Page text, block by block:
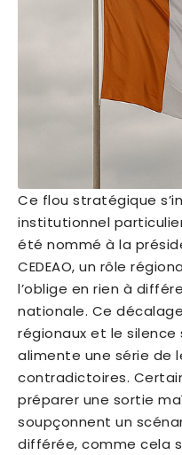
Ce flou stratégique
institutionnel
été nommé à la
CEDEAO, un rôle
l’oblige en rien à
nationale. Ce
régionaux et le silence
alimente une série de
contradictoires.
préparer une sortie
soupçonnent un
différée, comme cela